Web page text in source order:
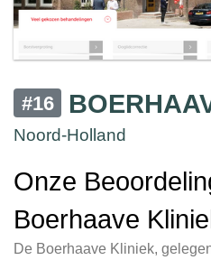
#16
Noord-Holland
Onze
Boerhaave
De Boerhaave Kliniek,